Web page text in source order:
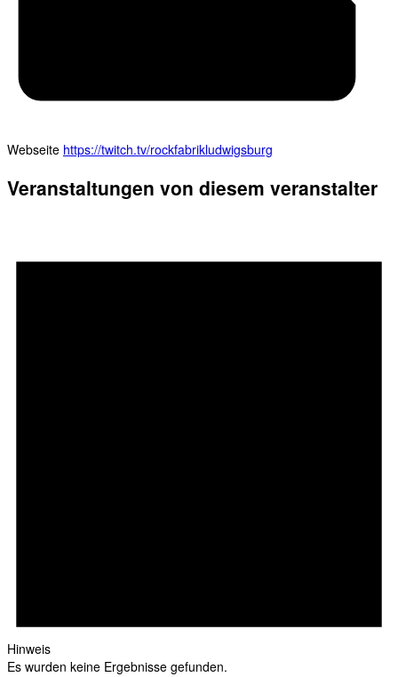
Webseite https://twitch.tv/rockfabrikludwigsburg
Veranstaltungen von diesem veranstalter
Hinweis
Es wurden keine Ergebnisse gefunden.